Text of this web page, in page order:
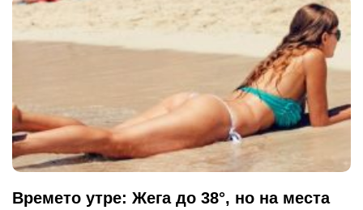
Времето утре: Жега до 38°, но на места